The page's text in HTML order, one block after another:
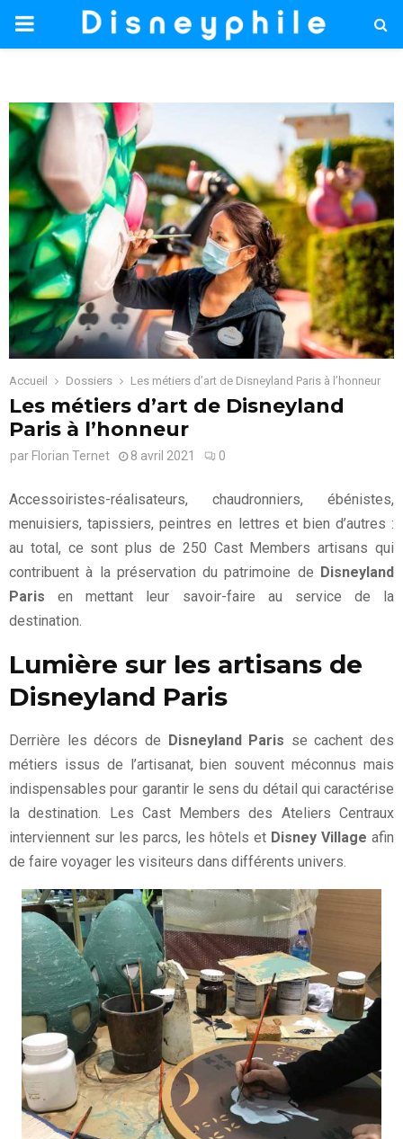
PRIMARY
Accueil Dossiers Les métiers d’art de Disneyland Paris à l’honneur
Les métiers d’art de Disneyland
Paris à l’honneur
par Florian Ternet 8 avril 2021 0
Accessoiristes-réalisateurs, chaudronniers, ébénistes,
menuisiers, tapissiers, peintres en lettres et bien d’autres :
au total, ce sont plus de 250 Cast Members artisans qui
contribuent à la préservation du patrimoine de Disneyland
Paris en mettant leur savoir-faire au service de la
destination.
Lumière sur les artisans de
Disneyland Paris
Derrière les décors de Disneyland Paris se cachent des
métiers issus de l’artisanat, bien souvent méconnus mais
indispensables pour garantir le sens du détail qui caractérise
la destination. Les Cast Members des Ateliers Centraux
interviennent sur les parcs, les hôtels et Disney Village afin
de faire voyager les visiteurs dans différents univers.